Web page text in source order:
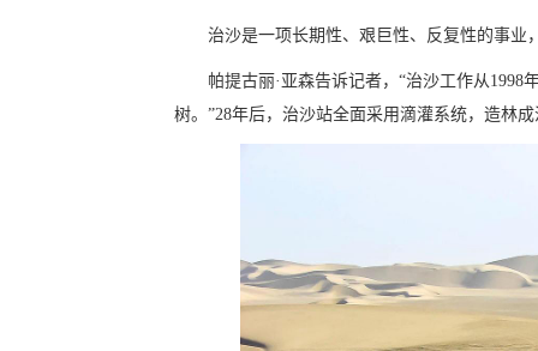
治沙是一项长期性、艰巨性、反复性的事业
帕提古丽·亚森告诉记者，“治沙工作从
树。”28年后，治沙站全面采用滴灌系统，造林